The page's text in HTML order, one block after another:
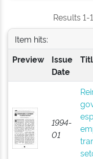
Results 1-
Item hits:
Preview
Issue
Date
1994-
01